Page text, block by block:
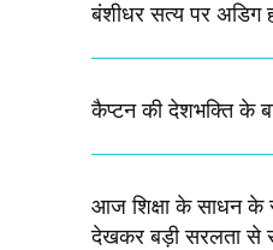
बंशीधर सत्य पर अडिग
कैप्टन की देशभक्ति के
आज शिक्षा के साधन के
देखकर बड़ी सरलता से